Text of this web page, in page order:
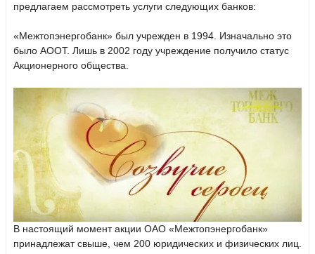
предлагаем рассмотреть услуги следующих банков:
«Межтопэнергобанк» был учрежден в 1994. Изначально это
было АООТ. Лишь в 2002 году учреждение получило статус
Акционерного общества.
В настоящий момент акции ОАО «Межтопэнергобанк»
принадлежат свыше, чем 200 юридических и физических лиц.